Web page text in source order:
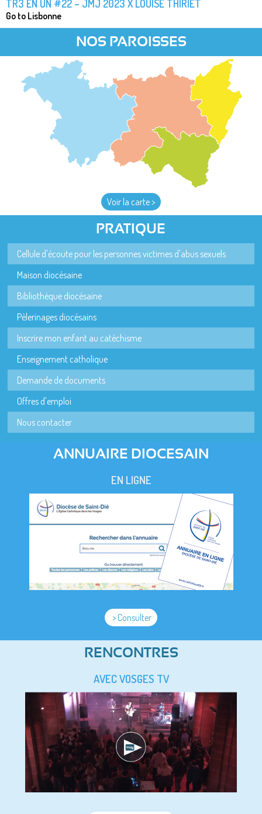
TR3 EN UN #22 – JMJ 2023 X LOUISE THIRIET
Go to Lisbonne
NOS PAROISSES
Voir la carte >
PRATIQUE
Cellule d'écoute pour les personnes victimes d'abus sexuels
Maison diocésaine
Bibliothèque diocésaine
Pèlerinages diocésains
Inscrire mon enfant au catéchisme
Enseignement catholique
Demande de documents
Offres d'emploi
Nous contacter
ANNUAIRE DIOCESAIN
EN LIGNE
> Consulter
RENCONTRES
AVEC VOSGES TV